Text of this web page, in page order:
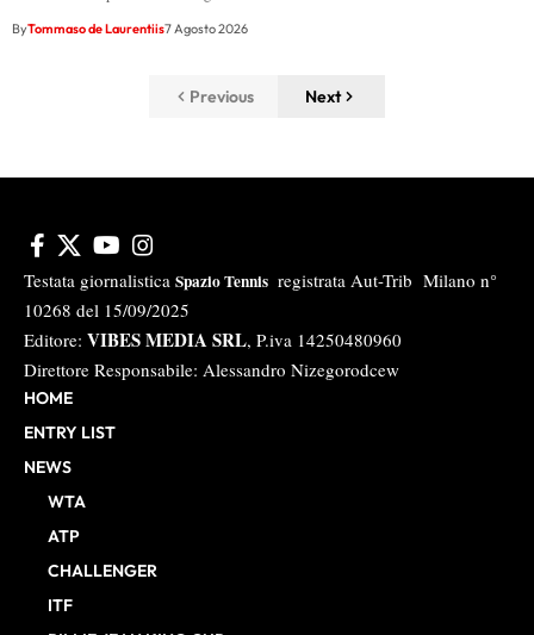
ByTommaso de Laurentiis7 Agosto 2026
Previous Next
Testata giornalistica Spazio Tennis registrata Aut-Trib Milano n°
10268 del 15/09/2025
Editore: VIBES MEDIA SRL, P.iva 14250480960
Direttore Responsabile: Alessandro Nizegorodcew
HOME
ENTRY LIST
NEWS
WTA
ATP
CHALLENGER
ITF